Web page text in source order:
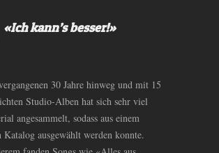
«Ich kann’s besser!»
30 Jahre hinweg und mit 15
Studio-Alben hat sich sehr viel
angesammelt, sodass aus einem
Katalog ausgewählt werden konnte.